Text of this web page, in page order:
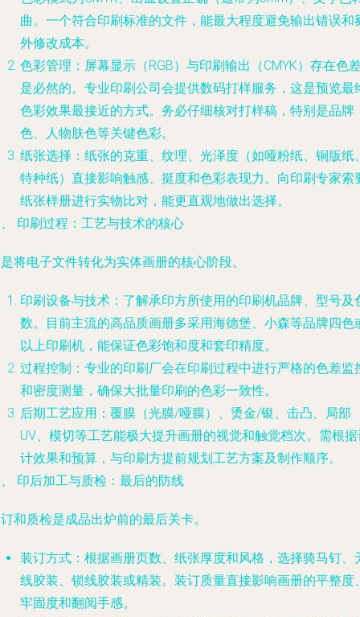
曲。一个符合印刷标准的文件，能最大程度避免输出错误和
外修改成本。
色彩管理 ：屏幕显示（RGB）与印刷输出（CMYK）存在色
是必然的。专业印刷公司会提供数码打样服务，这是预览最
色彩效果最接近的方式。务必仔细核对打样稿，特别是品牌
色、人物肤色等关键色彩。
纸张选择 ：纸张的克重、纹理、光泽度（如哑粉纸、铜版纸
特种纸）直接影响触感、挺度和色彩表现力。向印刷专家索
纸张样册进行实物比对，能更直观地做出选择。
印刷过程：工艺与技术的核心
将电子文件转化为实体画册的核心阶段。
印刷设备与技术 ：了解承印方所使用的印刷机品牌、型号及
数。目前主流的高品质画册多采用海德堡、小森等品牌四色
以上印刷机，能保证色彩饱和度和套印精度。
过程控制 ：专业的印刷厂会在印刷过程中进行严格的色差监
和密度测量，确保大批量印刷的色彩一致性。
后期工艺应用 ：覆膜（光膜/哑膜）、烫金/银、击凸、局部
UV、模切等工艺能极大提升画册的视觉和触觉档次。需根
计效果和预算，与印刷方提前规划工艺方案及制作顺序。
印后加工与质检：最后的防线
和质检是成品出炉前的最后关卡。
装订方式 ：根据画册页数、纸张厚度和风格，选择骑马钉、
线胶装、锁线胶装或精装。装订质量直接影响画册的平整度
牢固度和翻阅手感。